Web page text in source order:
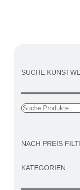
SUCHE
NACH PREIS
KATEGORIEN